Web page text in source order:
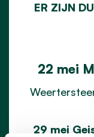
ER ZIJN
22 mei
29 mei